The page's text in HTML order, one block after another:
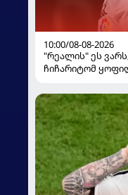
10:00/08-08-2026
"რეალის" ეს
ჩიჩარიტომ